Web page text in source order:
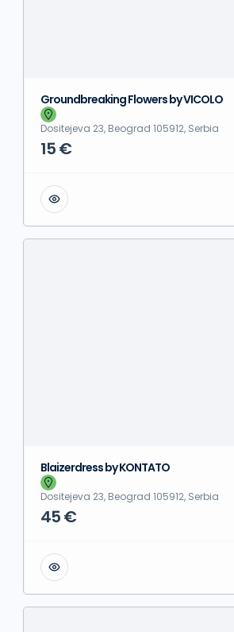
Groundbreaking Flowers by VICOLO
Dositejeva 23, Beograd 105912, Serbia
15 €
Blaizerdress by KONTATO
Dositejeva 23, Beograd 105912, Serbia
45 €